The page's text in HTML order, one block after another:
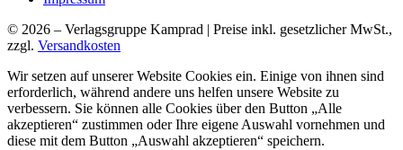
© 2026 – Verlagsgruppe Kamprad | Preise inkl. gesetzlicher MwSt.,
zzgl. Versandkosten
Wir setzen auf unserer Website Cookies ein. Einige von ihnen sind
erforderlich, während andere uns helfen unsere Website zu
verbessern. Sie können alle Cookies über den Button „Alle
akzeptieren“ zustimmen oder Ihre eigene Auswahl vornehmen und
diese mit dem Button „Auswahl akzeptieren“ speichern.